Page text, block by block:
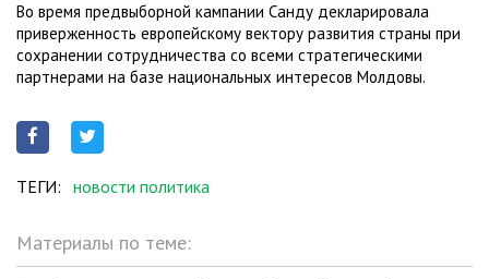
Во время предвыборной кампании Санду декларировала
приверженность европейскому вектору развития страны при
сохранении сотрудничества со всеми стратегическими
партнерами на базе национальных интересов Молдовы.
ТЕГИ: новости политика
Материалы по теме: